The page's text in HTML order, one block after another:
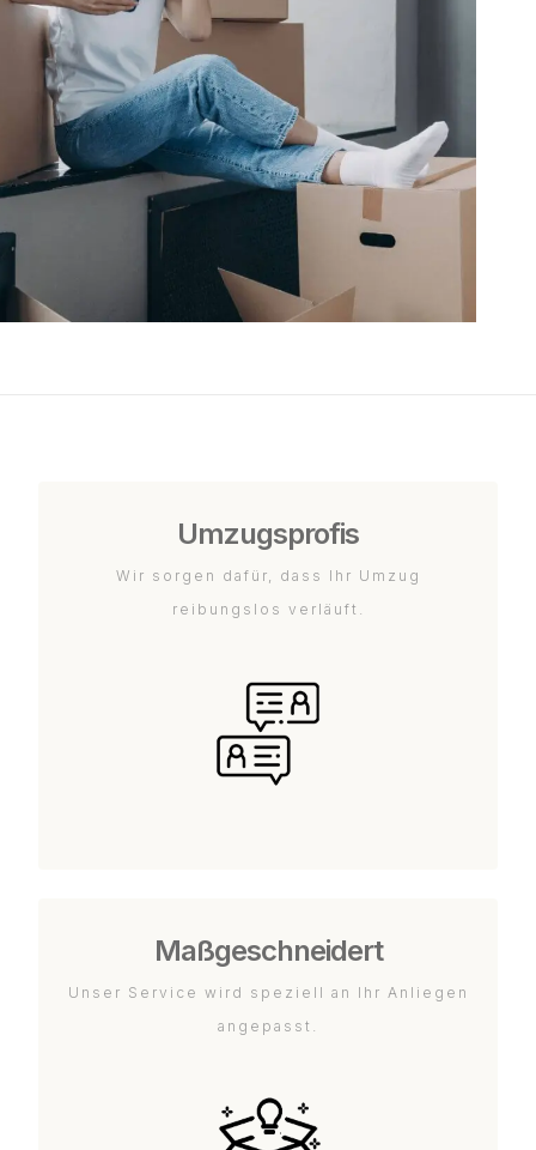
Umzugsprofis
Wir sorgen dafür, dass Ihr Umzug
reibungslos verläuft.
Maßgeschneidert
Unser Service wird speziell an Ihr Anliegen
angepasst.